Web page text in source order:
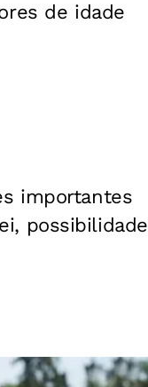
de idade
importantes
possibilidade